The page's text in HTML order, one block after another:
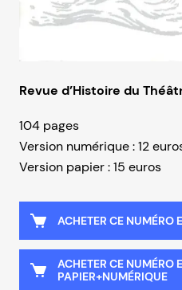
Revue d’Histoire du
104 pages
Version numérique : 12
Version papier : 15 euros
ACHETER CE NUMÉRO
ACHETER CE NUMÉRO
PAPIER+NUMÉRIQUE